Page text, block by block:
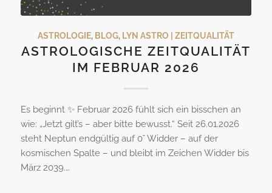
ASTROLOGIE, BLOG, LYN ASTRO | ZEITQUALITÄT
ASTROLOGISCHE ZEITQUALITÄT
IM FEBRUAR 2026
Es beginnt ✨ Februar 2026 fühlt sich ein bisschen an
wie: „Jetzt gilt’s – aber bitte bewusst.“ Seit 26.01.2026
steht Neptun endgültig auf 0° Widder – auf der
kosmischen Spalte – und bleibt im Zeichen Widder bis
März 2039.…